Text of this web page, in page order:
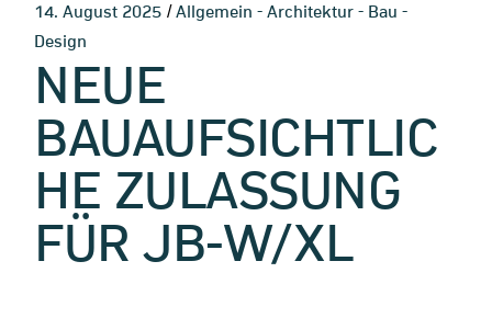
14. August 2025 Allgemein - Architektur - Bau -
Design
NEUE
BAUAUFSICHTLIC
HE ZULASSUNG
FÜR JB-W/XL